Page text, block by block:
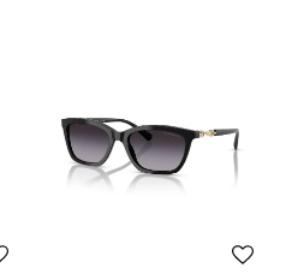
Tri marque A-Z
Tri marque Z-A